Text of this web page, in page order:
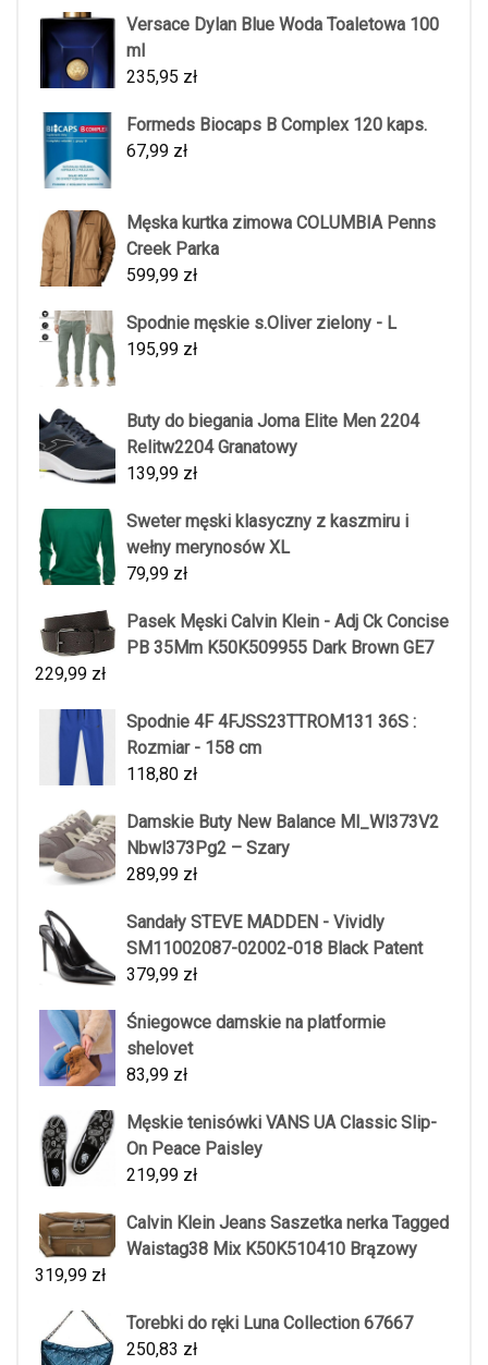
Versace Dylan Blue Woda Toaletowa 100
ml
235,95 zł
Formeds Biocaps B Complex 120 kaps.
67,99 zł
Męska kurtka zimowa COLUMBIA Penns
Creek Parka
599,99 zł
Spodnie męskie s.Oliver zielony - L
195,99 zł
Buty do biegania Joma Elite Men 2204
Relitw2204 Granatowy
139,99 zł
Sweter męski klasyczny z kaszmiru i
wełny merynosów XL
79,99 zł
Pasek Męski Calvin Klein - Adj Ck Concise
PB 35Mm K50K509955 Dark Brown GE7
229,99 zł
Spodnie 4F 4FJSS23TTROM131 36S :
Rozmiar - 158 cm
118,80 zł
Damskie Buty New Balance Ml_Wl373V2
Nbwl373Pg2 – Szary
289,99 zł
Sandały STEVE MADDEN - Vividly
SM11002087-02002-018 Black Patent
379,99 zł
Śniegowce damskie na platformie
shelovet
83,99 zł
Męskie tenisówki VANS UA Classic Slip-
On Peace Paisley
219,99 zł
Calvin Klein Jeans Saszetka nerka Tagged
Waistag38 Mix K50K510410 Brązowy
319,99 zł
Torebki do ręki Luna Collection 67667
250,83 zł